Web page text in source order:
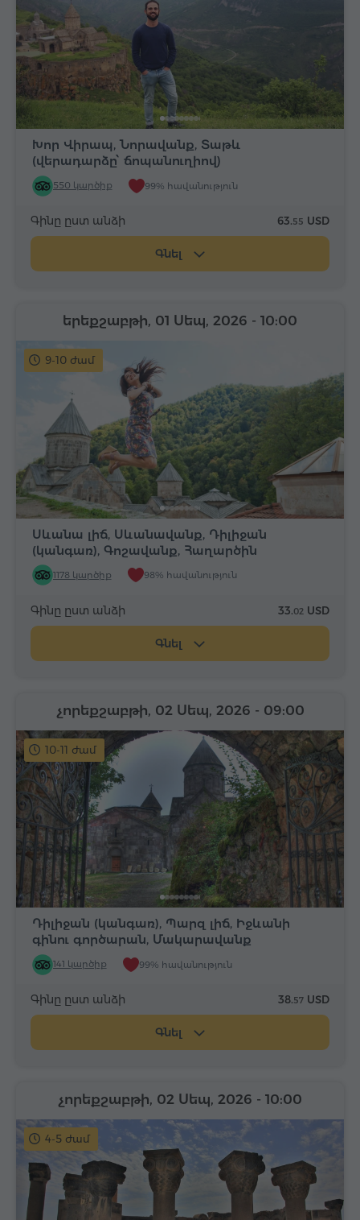
Խոր Վիրապ, Նորավանք, Տաթև
(վերադարձը՝ ճոպանուղիով)
550 կարծիք 99% հավանություն
Գինը ըստ անձի 63.55 USD
Գնել
9-10 ժամ
Սևանա լիճ, Սևանավանք, Դիլիջան
(կանգառ), Գոշավանք, Հաղարծին
1178 կարծիք 98% հավանություն
երեքշաբթի, 01 Սեպ, 2026 - 10:00
Գինը ըստ անձի 33.02 USD
Գնել
10-11 ժամ
Դիլիջան (կանգառ), Պարզ լիճ, Իջևանի
գինու գործարան, Մակարավանք
141 կարծիք 99% հավանություն
չորեքշաբթի, 02 Սեպ, 2026 - 09:00
Գինը ըստ անձի 38.57 USD
Գնել
4-5 ժամ
չորեքշաբթի, 02 Սեպ, 2026 - 10:00